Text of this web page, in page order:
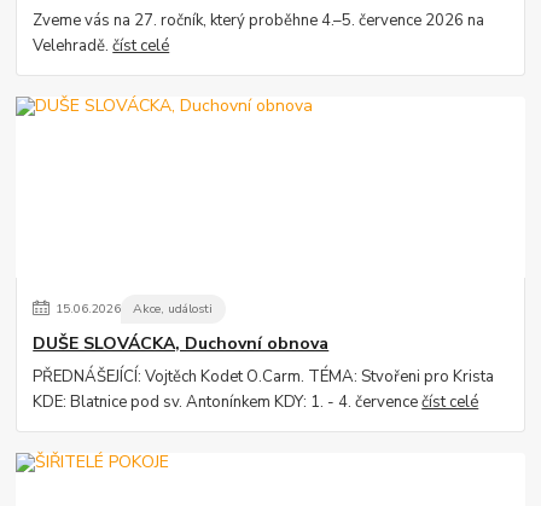
Zveme vás na 27. ročník, který proběhne 4.–5. července 2026 na
Velehradě.číst celé
15.06.2026 Akce, události
DUŠE SLOVÁCKA, Duchovní obnova
PŘEDNÁŠEJÍCÍ: Vojtěch Kodet O.Carm. TÉMA: Stvořeni pro Krista
KDE: Blatnice pod sv. Antonínkem KDY: 1. - 4. červencečíst celé